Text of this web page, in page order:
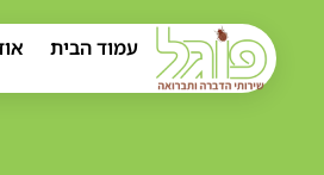
עמוד הבית